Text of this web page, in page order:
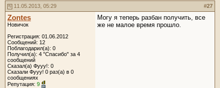
11.05.2013, 05:29 #27
Zontes
Новичок
Регистрация: 01.06.2012
Сообщений: 12
Поблагодарил(а): 0
Получил(а): 4 "Спасибо" за 4
сообщений
Сказал(а) Фууу!: 0
Сказали Фууу! 0 раз(а) в 0
сообщениях
Репутация: 9
Могу я теперь разбан получить, все
же не малое время прошло.